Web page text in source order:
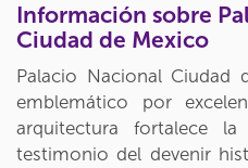
Información sobre
Ciudad de Mexico
Palacio Nacional Ciudad
emblemático por
arquitectura fortalece
testimonio del devenir